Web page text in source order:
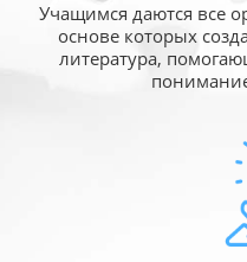
Учащимся даются все
основе которых
литература,